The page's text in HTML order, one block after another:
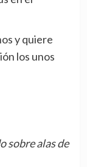
y quiere
los unos
sobre alas de